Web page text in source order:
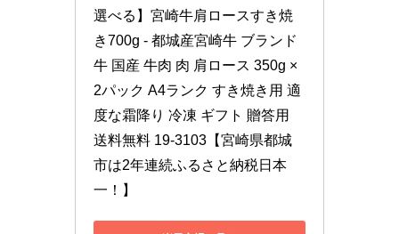
選べる】宮崎牛肩ロースすき焼
き700g - 都城産宮崎牛 ブランド
牛 国産 牛肉 肉 肩ロース 350g ×
2パック A4ランク すき焼き用 適
度な霜降り 冷凍 ギフト 贈答用
送料無料 19-3103【宮崎県都城
市は2年連続ふるさと納税日本
一！】